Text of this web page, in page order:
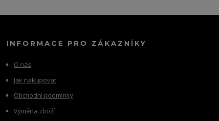
INFORMACE PRO ZÁKAZNÍKY
O nás
Jak nakupovat
Obchodní podmínky
Výměna zboží